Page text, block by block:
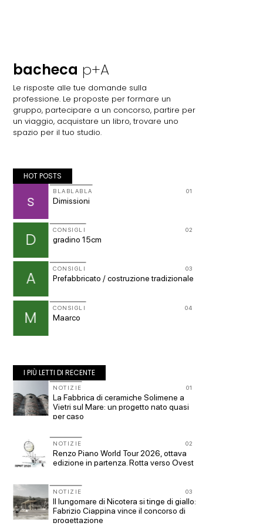
bacheca p+A
Le risposte alle tue domande sulla
professione. Le proposte per formare un
gruppo, partecipare a un concorso, partire per
un viaggio, acquistare un libro, trovare uno
spazio per il tuo studio.
HOT POSTS
s 01
BLABLABLA
Dimissioni
D 02
CONSIGLI
gradino 15cm
A 03
CONSIGLI
Prefabbricato / costruzione tradizionale
M 04
CONSIGLI
Maarco
I PIÙ LETTI DI RECENTE
01
NOTIZIE
La Fabbrica di ceramiche Solimene a
Vietri sul Mare: un progetto nato quasi
per caso
02
NOTIZIE
Renzo Piano World Tour 2026, ottava
edizione in partenza. Rotta verso Ovest
03
NOTIZIE
Il lungomare di Nicotera si tinge di giallo:
Fabrizio Ciappina vince il concorso di
progettazione